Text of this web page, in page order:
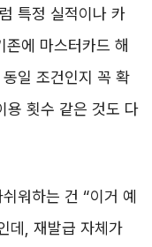
특정 실적이나 카
에 마스터카드 해
일 조건인지 꼭 확
용 횟수 같은 것도 다
워하는 건 “이거 예
데, 재발급 자체가